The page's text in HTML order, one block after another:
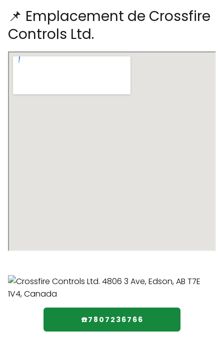
📌 Emplacement de Crossfire
Controls Ltd.
☎️7807236766